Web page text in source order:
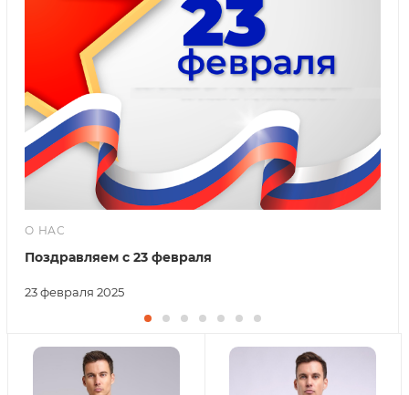
О НАС
23 февраля 2025
Поздравляем с 23 февраля